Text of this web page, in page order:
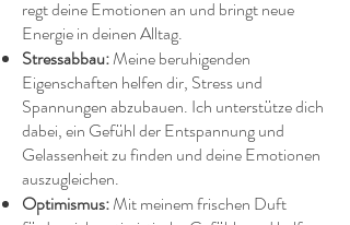
regt deine Emotionen an und bringt neue
Energie in deinen Alltag.
Stressabbau:Meine beruhigenden
Eigenschaften helfen dir, Stress und
Spannungen abzubauen. Ich unterstütze dich
dabei, ein Gefühl der Entspannung und
Gelassenheit zu finden und deine Emotionen
auszugleichen.
Optimismus:Mit meinem frischen Duft